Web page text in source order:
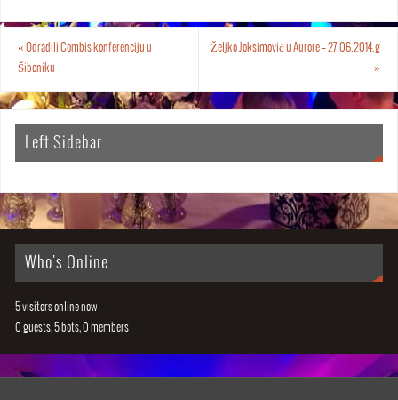
« Odradili Combis konferenciju u
Šibeniku
Željko Joksimović u Aurore – 27.06.2014.g
»
Left Sidebar
Who's Online
5 visitors online now
0 guests,5 bots,0 members